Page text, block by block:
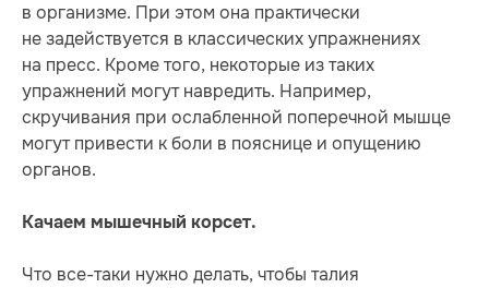
в организме. При этом она практически
не задействуется в классических упражнениях
на пресс. Кроме того, некоторые из таких
упражнений могут навредить. Например,
скручивания при ослабленной поперечной мышце
могут привести к боли в пояснице и опущению
органов.
Качаем мышечный корсет.
Что все-таки нужно делать, чтобы талия